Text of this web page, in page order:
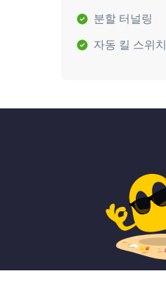
분할 터널링
자동 킬 스위치